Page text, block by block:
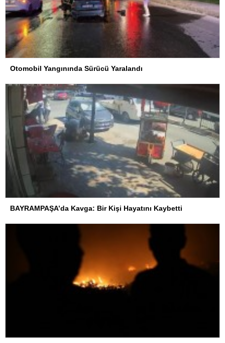
Otomobil Yangınında Sürücü Yaralandı
BAYRAMPAŞA’da Kavga: Bir Kişi Hayatını Kaybetti